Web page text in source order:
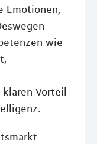
Emotionen,
wie
Vorteil